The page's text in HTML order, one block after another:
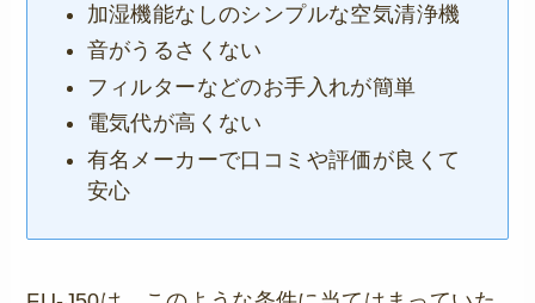
加湿機能なしのシンプルな空気清浄機
音がうるさくない
フィルターなどのお手入れが簡単
電気代が高くない
有名メーカーで口コミや評価が良くて
安心